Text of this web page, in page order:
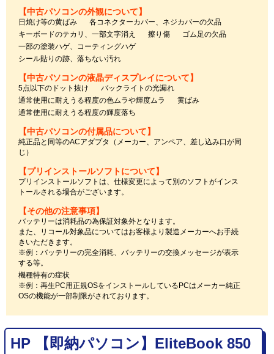
【中古パソコンの外観について】
日焼け等の黄ばみ
各コネクターカバー、ネジカバーの欠品
キーボードのテカリ、一部文字消え
擦り傷
ゴム足の欠品
一部の塗装ハゲ、コーティングハゲ
シール貼りの跡、落ちない汚れ
【中古パソコンの液晶ディスプレイについて】
5点以下のドット抜け
バックライトの光漏れ
通常使用に耐えうる程度の色ムラや輝度ムラ
黄ばみ
通常使用に耐えうる程度の輝度落ち
【中古パソコンの付属品について】
純正品と同等のACアダプタ（メーカー、アンペア、差し込み口が同
じ）
【プリインストールソフトについて】
プリインストールソフトは、仕様変更によって別のソフトがインス
トールされる場合がございます。
【その他の注意事項】
バッテリーは消耗品の為保証対象外となります。
また、リコール対象品についてはお客様より製造メーカーへお手続
きいただきます。
※例：バッテリーの完全消耗、バッテリーの交換メッセージが表示
する等。
機種特有の症状
※例：再生PC用正規OSをインストールしているPCはメーカー純正
OSの機能が一部制限がされております。
HP 【即納パソコン】EliteBook 850